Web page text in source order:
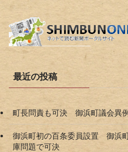
最近の投稿
町長問責も可決 御浜町議会異
御浜町初の百条委員設置 御浜
庫問題で可決